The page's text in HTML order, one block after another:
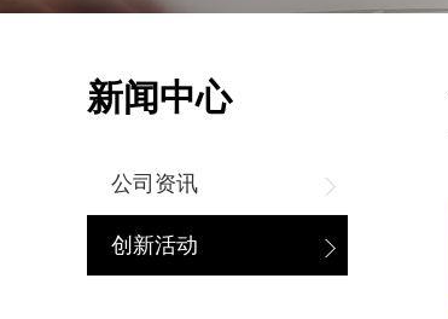
新闻中心
公司资讯
创新活动